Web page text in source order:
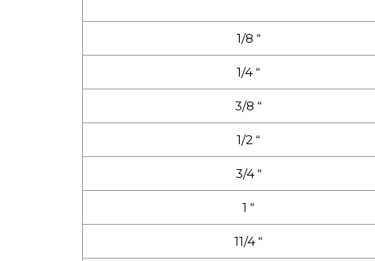
1/8 “
1/4 “
3/8 “
1/2 “
3/4 “
1 “
11/4 “